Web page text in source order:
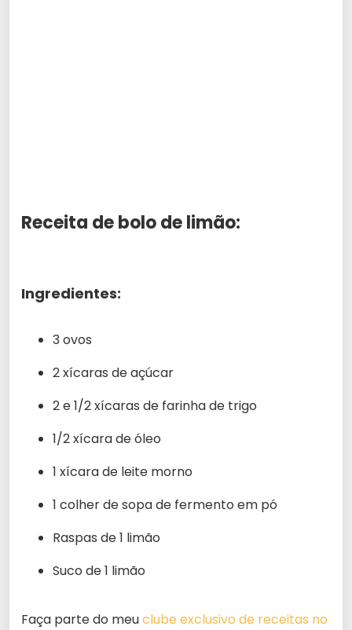
Receita de bolo de limão:
Ingredientes:
3 ovos
2 xícaras de açúcar
2 e 1/2 xícaras de farinha de trigo
1/2 xícara de óleo
1 xícara de leite morno
1 colher de sopa de fermento em pó
Raspas de 1 limão
Suco de 1 limão
Faça parte do meuclube exclusivo de receitas no